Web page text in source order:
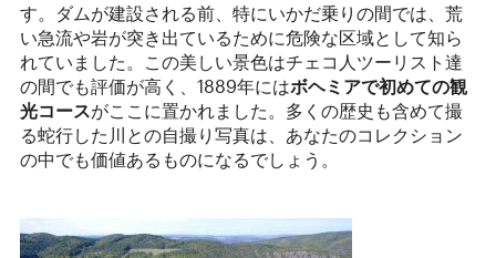
す。ダムが建設される前、特にいかだ乗りの間では、荒
い急流や岩が突き出ているために危険な区域として知ら
れていました。この美しい景色はチェコ人ツーリスト達
の間でも評価が高く、1889年にはボヘミアで初めての観
光コースがここに置かれました。多くの歴史も含めて撮
る蛇行した川との自撮り写真は、あなたのコレクション
の中でも価値あるものになるでしょう。